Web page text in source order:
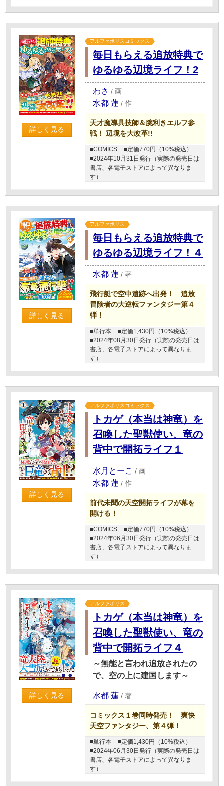
詳しく見る
アルファポリスコミックス
毎日もらえる追放特典で
ゆるゆる辺境ライフ！2
わさ / 画
水都 蓮 / 作
天才魔導具技師＆腕利きエルフ参
戦！ 辺境を大改革!!
■COMICS
■定価770円（10%税込）
■2024年10月31日発行（実際の発売日は
書店、各電子ストアによって異なりま
す）
詳しく見る
アルファポリス
毎日もらえる追放特典で
ゆるゆる辺境ライフ！４
水都 蓮 / 著
飛行艇で空中遺跡へ出発！ 追放
冒険者の大逆転ファンタジー第４
弾！
■単行本
■定価1,430円（10%税込）
■2024年08月30日発行（実際の発売日は
書店、各電子ストアによって異なりま
す）
詳しく見る
アルファポリスコミックス
トカゲ（本当は神竜）を
召喚した聖獣使い、竜の
背中で開拓ライフ１
水月とーこ / 画
水都 蓮 / 作
前代未聞の天空開拓ライフが幕を
開ける！
■COMICS
■定価770円（10%税込）
■2024年06月30日発行（実際の発売日は
書店、各電子ストアによって異なりま
す）
詳しく見る
アルファポリス
トカゲ（本当は神竜）を
召喚した聖獣使い、竜の
背中で開拓ライフ４
～無能と言われ追放されたの
で、空の上に建国します～
水都 蓮 / 著
コミックス１巻同時発売！ 爽快
天空ファンタジー、第４弾！
■単行本
■定価1,430円（10%税込）
■2024年06月30日発行（実際の発売日は
書店、各電子ストアによって異なりま
す）